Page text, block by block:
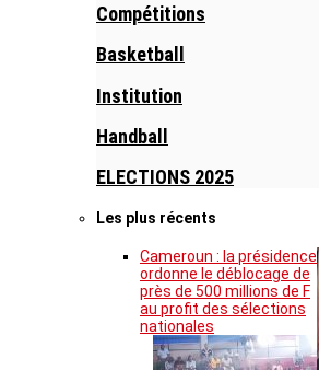
Compétitions
Basketball
Institution
Handball
ELECTIONS 2025
Les plus récents
Cameroun : la présidence
ordonne le déblocage de
près de 500 millions de F
au profit des sélections
nationales